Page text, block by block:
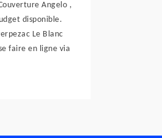
Angelo ,
disponible.
Le Blanc
faire en ligne via